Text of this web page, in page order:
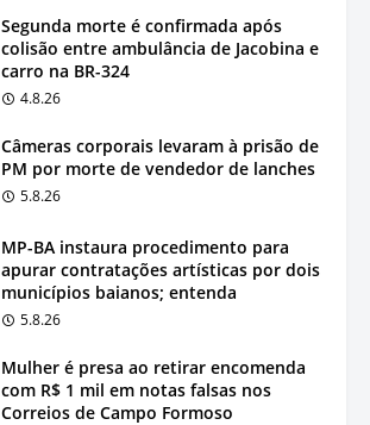
Segunda morte é confirmada após
colisão entre ambulância de Jacobina e
carro na BR-324
4.8.26
Câmeras corporais levaram à prisão de
PM por morte de vendedor de lanches
5.8.26
MP-BA instaura procedimento para
apurar contratações artísticas por dois
municípios baianos; entenda
5.8.26
Mulher é presa ao retirar encomenda
com R$ 1 mil em notas falsas nos
Correios de Campo Formoso